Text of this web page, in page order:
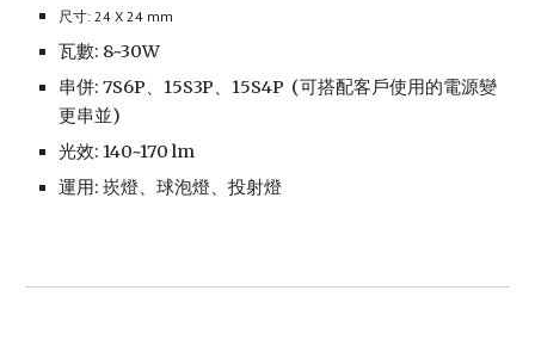
尺寸: 24 X 24 mm
瓦數: 8~30W
串併: 7S6P、15S3P、15S4P (可搭配客戶使用的電源變
更串並)
光效: 140~170 lm
運用: 崁燈、球泡燈、投射燈